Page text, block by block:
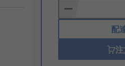
Basket
配